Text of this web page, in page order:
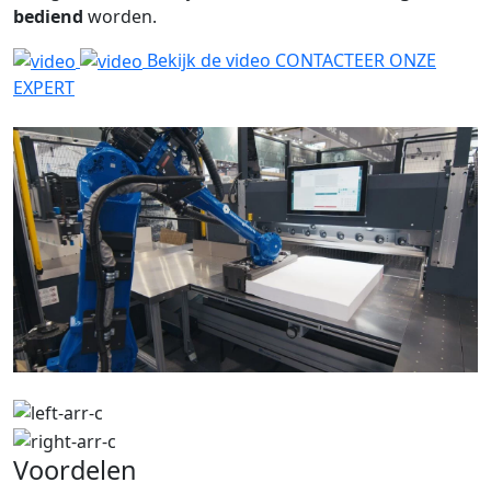
bediend worden.
Bekijk de video CONTACTEER ONZE
EXPERT
Voordelen